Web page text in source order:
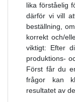
lika förståelig
därför vi vill
beställning,
korrekt och/
viktigt: Efter
produktions-
Först får du
frågor kan
resultatet av